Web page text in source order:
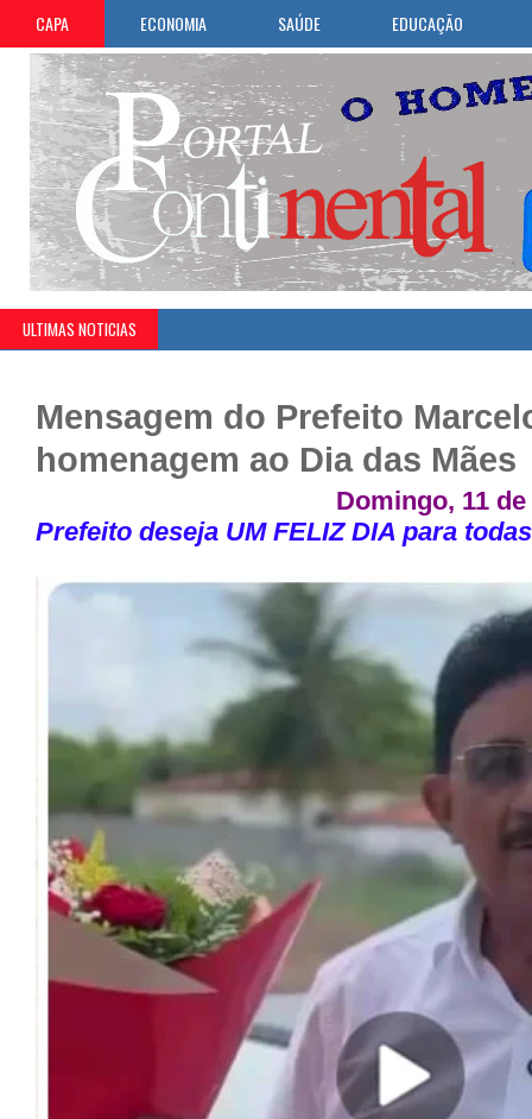
CAPA ECONOMIA SAÚDE EDUCAÇÃO
ULTIMAS NOTICIAS
Mensagem do Prefeito
homenagem ao Dia das Mães
Domingo, 11
Prefeito deseja UM FELIZ DIA para